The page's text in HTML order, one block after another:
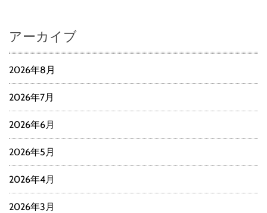
アーカイブ
2026年8月
2026年7月
2026年6月
2026年5月
2026年4月
2026年3月